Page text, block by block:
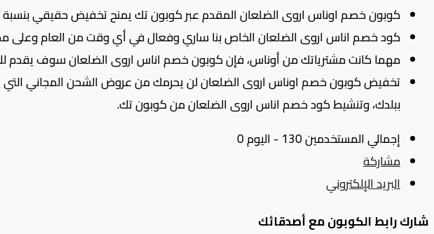
كوبون خصم اوناس اروى الضلعان المقدم عبر كوبون تك يمنح تخفيض حقيقي بنسبة تصل 25% من قيمة الطلب، وهي أكبر نسبة خصم فعلية قد يقدمها كود خصم
كود خصم اناس اروى الضلعان الخاص بنا ساري وفعال في أي وقت من العام وعلى
مهما كانت مشترياتك من أوناس، فإن كوبون خصم اناس اروى الضلعان سوف يقدم
تخفيض كوبون خصم اوناس اروى الضلعان لن يحرمك من عروض الشحن المجاني التي
ببلدك، وتنشيط كود خصم اناس اروى الضلعان من كوبون تك.
إجمالي المستخدمين 130 - اليوم 0
مشاركة
البريد الإلكتروني
شارك رابط الكوبون مع أصدقائك